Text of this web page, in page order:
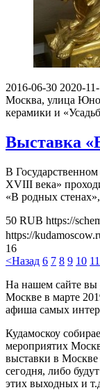
2016-06-30 2020-
Москва, улица
керамики и
Выставка
В
XVIII века»
«В родных
50 RUB https://
https://
16
<Назад 6 7 8 9 10 11
На нашем сайте вы
Москве в марте
афиша самых
Кудамоскоу
мероприятих
выставки в Москве
сегодня, либо
этих выходных и